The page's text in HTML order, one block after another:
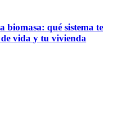
biomasa: qué sistema te
de vida y tu vivienda